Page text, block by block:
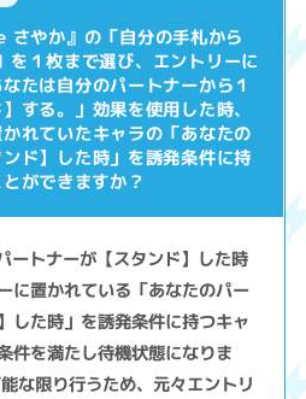
やか』の「自分の手札から
を１枚まで選び、エントリーに
たは自分のパートナーから１
する。」効果を使用した時、
れていたキャラの「あなたの
ド】した時」を誘発条件に持
ができますか？
ートナーが【スタンド】した時
に置かれている「あなたのパー
した時」を誘発条件に持つキャ
件を満たし待機状態になりま
な限り行うため、元々エントリ